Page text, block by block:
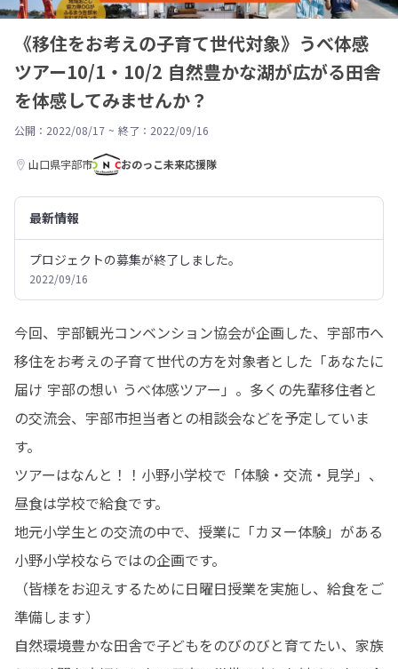
《移住をお考えの子育て世代対象》うべ体感
ツアー10/1・10/2 自然豊かな湖が広がる田舎
を体感してみませんか？
公開：2022/08/17 ~ 終了：2022/09/16
山口県宇部市 おのっこ未来応援隊
最新情報
プロジェクトの募集が終了しました。
2022/09/16
今回、宇部観光コンベンション協会が企画した、宇部市へ
移住をお考えの子育て世代の方を対象者とした「あなたに
届け 宇部の想い うべ体感ツアー」。多くの先輩移住者と
の交流会、宇部市担当者との相談会などを予定していま
す。
ツアーはなんと！！小野小学校で「体験・交流・見学」、
昼食は学校で給食です。
地元小学生との交流の中で、授業に「カヌー体験」がある
小野小学校ならではの企画です。
（皆様をお迎えするために日曜日授業を実施し、給食をご
準備します）
自然環境豊かな田舎で子どもをのびのびと育てたい、家族